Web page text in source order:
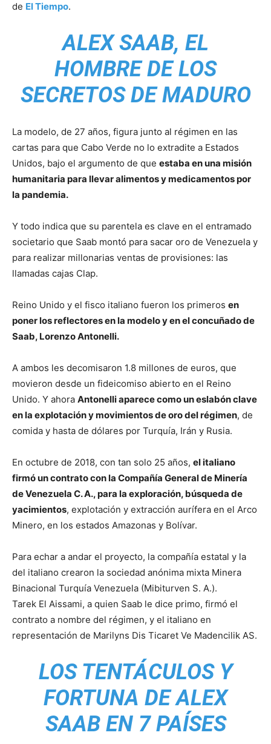
de El Tiempo.
ALEX SAAB, EL
HOMBRE DE LOS
SECRETOS DE MADURO
La modelo, de 27 años, figura junto al régimen en las
cartas para que Cabo Verde no lo extradite a Estados
Unidos, bajo el argumento de que estaba en una misión
humanitaria para llevar alimentos y medicamentos por
la pandemia.
Y todo indica que su parentela es clave en el entramado
societario que Saab montó para sacar oro de Venezuela y
para realizar millonarias ventas de provisiones: las
llamadas cajas Clap.
Reino Unido y el fisco italiano fueron los primeros en
poner los reflectores en la modelo y en el concuñado de
Saab, Lorenzo Antonelli.
A ambos les decomisaron 1.8 millones de euros, que
movieron desde un fideicomiso abierto en el Reino
Unido. Y ahora Antonelli aparece como un eslabón clave
en la explotación y movimientos de oro del régimen, de
comida y hasta de dólares por Turquía, Irán y Rusia.
En octubre de 2018, con tan solo 25 años, el italiano
firmó un contrato con la Compañía General de Minería
de Venezuela C. A., para la exploración, búsqueda de
yacimientos, explotación y extracción aurífera en el Arco
Minero, en los estados Amazonas y Bolívar.
Para echar a andar el proyecto, la compañía estatal y la
del italiano crearon la sociedad anónima mixta Minera
Binacional Turquía Venezuela (Mibiturven S. A.).
Tarek El Aissami, a quien Saab le dice primo, firmó el
contrato a nombre del régimen, y el italiano en
representación de Marilyns Dis Ticaret Ve Madencilik AS.
LOS TENTÁCULOS Y
FORTUNA DE ALEX
SAAB EN 7 PAÍSES